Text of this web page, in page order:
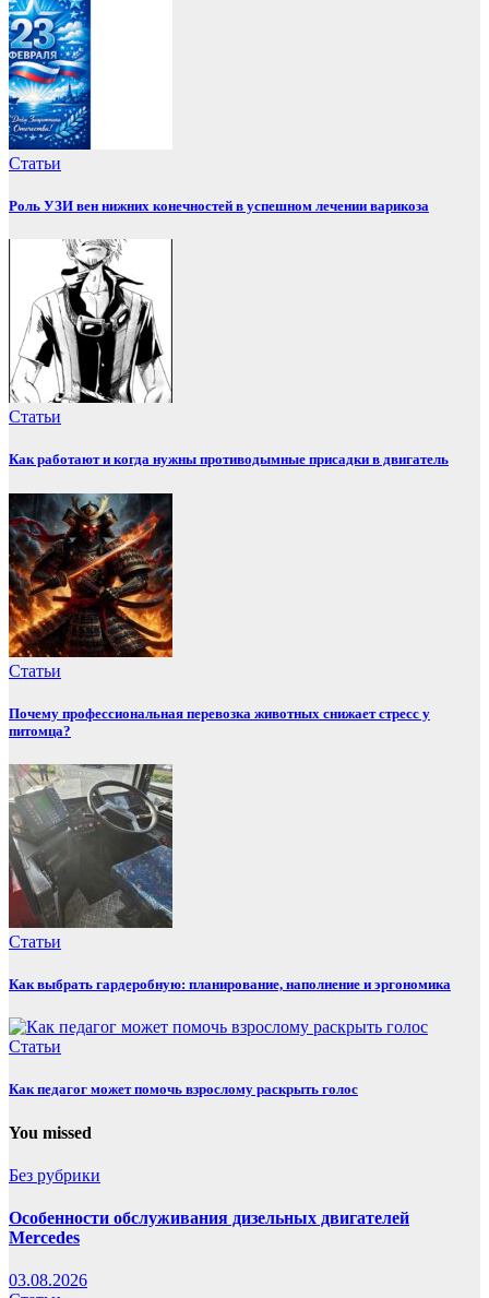
Статьи
Роль УЗИ вен нижних конечностей в успешном лечении варикоза
Статьи
Как работают и когда нужны противодымные присадки в двигатель
Статьи
Почему профессиональная перевозка животных снижает стресс у
питомца?
Статьи
Как выбрать гардеробную: планирование, наполнение и эргономика
Статьи
Как педагог может помочь взрослому раскрыть голос
You missed
Без рубрики
Особенности обслуживания дизельных двигателей
Mercedes
03.08.2026